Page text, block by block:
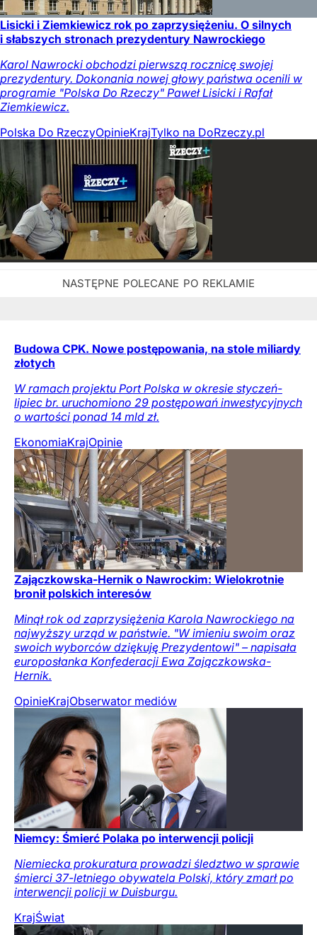
Lisicki i Ziemkiewicz rok po zaprzysiężeniu. O silnych
i słabszych stronach prezydentury Nawrockiego
Karol Nawrocki obchodzi pierwszą rocznicę swojej
prezydentury. Dokonania nowej głowy państwa ocenili w
programie "Polska Do Rzeczy" Paweł Lisicki i Rafał
Ziemkiewicz.
Polska Do RzeczyOpinieKrajTylko na DoRzeczy.pl
Budowa CPK. Nowe postępowania, na stole miliardy
złotych
W ramach projektu Port Polska w okresie styczeń-
lipiec br. uruchomiono 29 postępowań inwestycyjnych
o wartości ponad 14 mld zł.
EkonomiaKrajOpinie
Zajączkowska-Hernik o Nawrockim: Wielokrotnie
bronił polskich interesów
Minął rok od zaprzysiężenia Karola Nawrockiego na
najwyższy urząd w państwie. "W imieniu swoim oraz
swoich wyborców dziękuję Prezydentowi" – napisała
europosłanka Konfederacji Ewa Zajączkowska-
Hernik.
OpinieKrajObserwator mediów
Niemcy: Śmierć Polaka po interwencji policji
Niemiecka prokuratura prowadzi śledztwo w sprawie
śmierci 37-letniego obywatela Polski, który zmarł po
interwencji policji w Duisburgu.
KrajŚwiat